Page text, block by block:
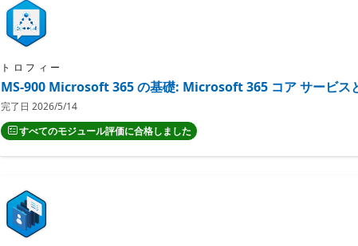
トロフィー
MS-900 Microsoft 365 の基礎: Microsoft 365 コア サービス
完了日 2026/5/14
すべてのモジュール評価に合格しました